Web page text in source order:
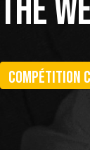
THE
Compétition